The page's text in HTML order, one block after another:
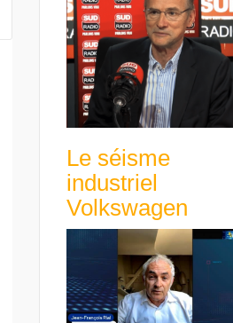
avance avec un frein à main !
Le séisme
industriel
Volkswagen